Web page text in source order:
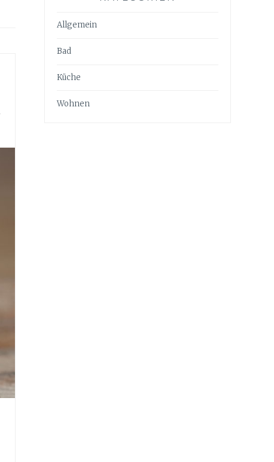
Allgemein
Bad
Küche
Wohnen